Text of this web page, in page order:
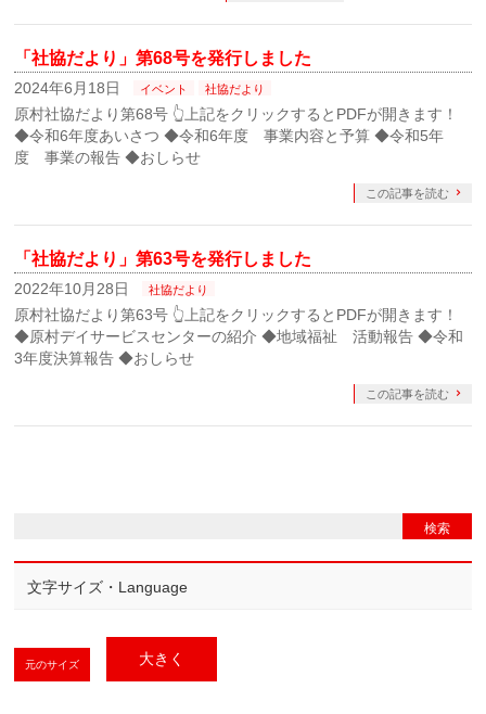
「社協だより」第68号を発行しました
2024年6月18日 イベント 社協だより
原村社協だより第68号 👆上記をクリックするとPDFが開きます！
◆令和6年度あいさつ ◆令和6年度 事業内容と予算 ◆令和5年
度 事業の報告 ◆おしらせ
この記事を読む
「社協だより」第63号を発行しました
2022年10月28日 社協だより
原村社協だより第63号 👆上記をクリックするとPDFが開きます！
◆原村デイサービスセンターの紹介 ◆地域福祉 活動報告 ◆令和
3年度決算報告 ◆おしらせ
この記事を読む
文字サイズ・Language
元のサイズ 大きく